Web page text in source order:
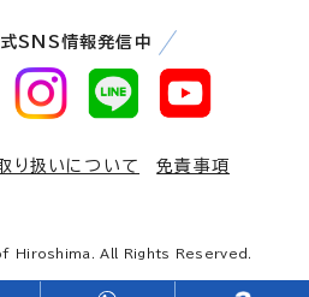
SNS情報発信中
り扱いについて
免責事項
Hiroshima. All Rights Reserved.